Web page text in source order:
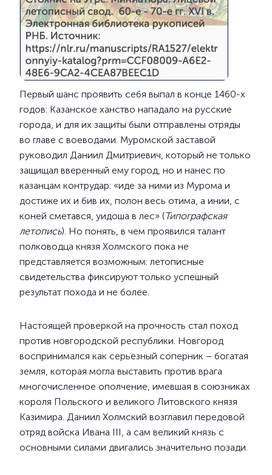
Первый шанс проявить себя выпал в конце 1460-х
годов: Казанское ханство нападало на русские
города, и для их защиты были отправлены отряды
во главе с воеводами. Муромской заставой
руководил Даниил Дмитриевич, который не только
защищал вверенный ему город, но и нанес по
казанцам контрудар: «иде за ними из Мурома и
достиже их и бив их, полон весь отима, а инии, с
коней сметався, уидоша в лес» (Типографская
летопись). Но понять, в чем проявился талант
полководца князя Холмского пока не
представляется возможным: летописные
свидетельства фиксируют только успешный
результат похода и не более.
Настоящей проверкой на прочность стал поход
против новгородской республики. Новгород
воспринимался как серьезный соперник – богатая
земля, которая могла выставить против врага
многочисленное ополчение, имевшая в союзниках
короля Польского и великого Литовского князя
Казимира. Даниил Холмский возглавил передовой
отряд войска Ивана III, а сам великий князь с
основными силами двигались значительно позади.